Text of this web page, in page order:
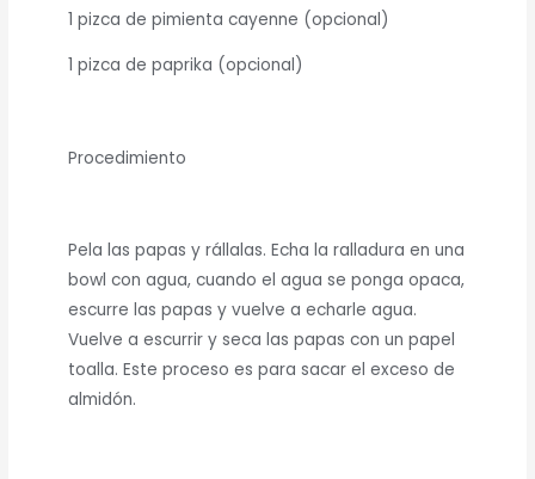
1 pizca de pimienta cayenne (opcional)
1 pizca de paprika (opcional)
Procedimiento
Pela las papas y rállalas. Echa la ralladura en una
bowl con agua, cuando el agua se ponga opaca,
escurre las papas y vuelve a echarle agua.
Vuelve a escurrir y seca las papas con un papel
toalla. Este proceso es para sacar el exceso de
almidón.